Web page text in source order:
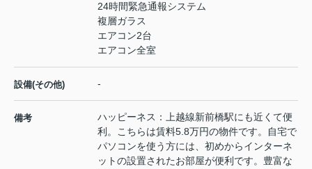
24時間緊急通報システム
複層ガラス
エアコン2台
エアコン全室
設備(その他) -
備考
ハッピーネス：上越線新前橋駅にも近くて便
利。こちらは賃料5.8万円の物件です。自宅で
パソコンを使う方には、初めからインターネ
ットの設置されたお部屋が便利です。豊富な